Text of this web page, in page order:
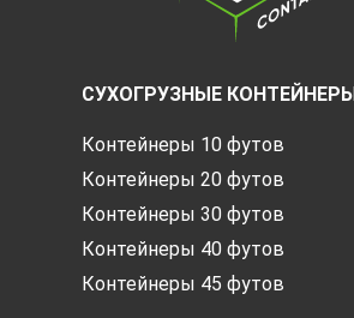
СУХОГРУЗНЫЕ КОНТЕЙНЕРЫ
Контейнеры 10 футов
Контейнеры 20 футов
Контейнеры 30 футов
Контейнеры 40 футов
Контейнеры 45 футов